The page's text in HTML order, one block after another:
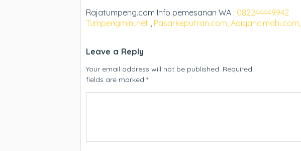
Rajatumpeng.com Info pemesanan WA : 082244449942
Tumpengmini.net , Pasarkeputran.com, Aqiqahcimahi.com,
Leave a Reply
Your email address will not be published. Required
fields are marked *